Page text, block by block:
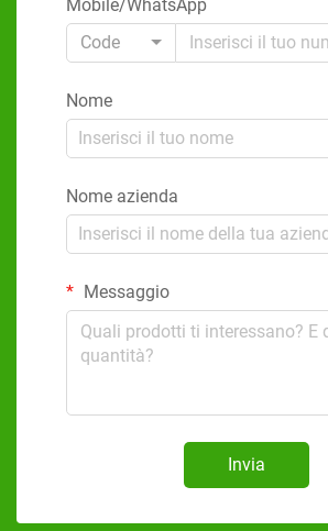
Mobile/WhatsApp
Code
Nome
Nome azienda
Messaggio
Invia